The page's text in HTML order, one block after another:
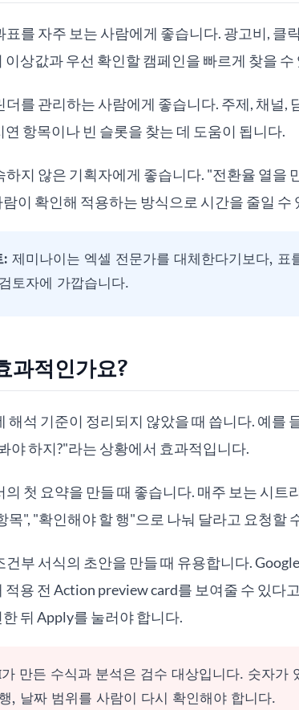
표를 자주 보는 사람에게 좋습니다. 광고비, 클
이상값과 우선 확인할 캠페인을 빠르게 찾을 수
더를 관리하는 사람에게 좋습니다. 주제, 채널,
연 항목이나 빈 슬롯을 찾는 데 도움이 됩니다.
하지 않은 기획자에게 좋습니다. "전환율 열을
이 확인해 적용하는 방식으로 시간을 줄일 수
: 제미나이는 엑셀 전문가를 대체한다기보다, 표
토자에 가깝습니다.
과적인가요?
해석 기준이 정리되지 않았을 때 씁니다. 예를
야 하지?"라는 상황에서 효과적입니다.
의 첫 요약을 만들 때 좋습니다. 매주 보는 시트
목", "확인해야 할 행"으로 나눠 달라고 요청할
건부 서식의 초안을 만들 때 유용합니다.
적용 전 Action preview card를 보여줄 수 있다
뒤 Apply를 눌러야 합니다.
만든 수식과 분석은 검수 대상입니다. 숫자가
, 날짜 범위를 사람이 다시 확인해야 합니다.